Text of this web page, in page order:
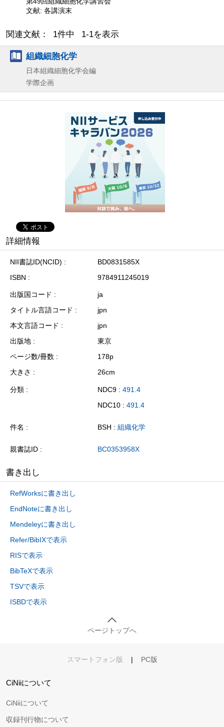
文献: 各講演末
関連文献： 1件中 1-1を表示
組織細胞化学
日本組織細胞化学会編
学際企画
詳細情報
NII書誌ID(NCID)
BD0831585X
ISBN
9784911245019
出版国コード
ja
タイトル言語コード
jpn
本文言語コード
jpn
出版地
東京
ページ数/冊数
178p
大きさ
26cm
分類 NDC9 : 491.4
NDC10 : 491.4
件名 BSH : 組織化学
親書誌ID BC0353958X
書き出し
RefWorksに書き出し
EndNoteに書き出し
Mendeleyに書き出し
Refer/BibIXで表示
RISで表示
BibTeXで表示
TSVで表示
ISBDで表示
ページトップへ
スマートフォン版 | PC版
CiNiiについて
CiNiiについて
収録刊行物について